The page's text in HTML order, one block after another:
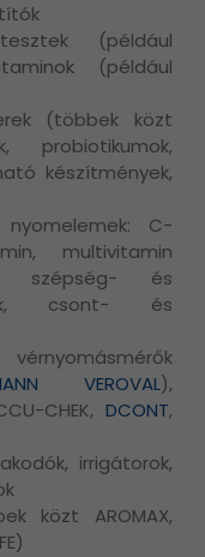
(például
(például
(többek közt
probiotikumok,
készítmények,
nyomelemek: C-
multivitamin
szépség- és
csont- és
VEROVAL),
CHEK, DCONT,
irrigátorok,
közt AROMAX,